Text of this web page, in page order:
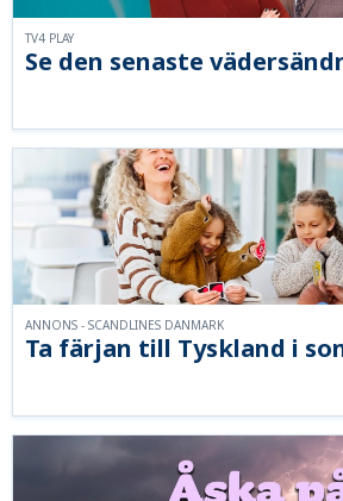
Se den senaste
TV4 PLAY
Ta färjan till Tyskland i
ANNONS - SCANDLINES DANMARK